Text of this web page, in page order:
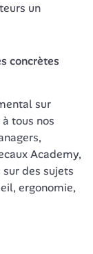
un
concrètes
sur
tous nos
Academy,
des sujets
ergonomie,